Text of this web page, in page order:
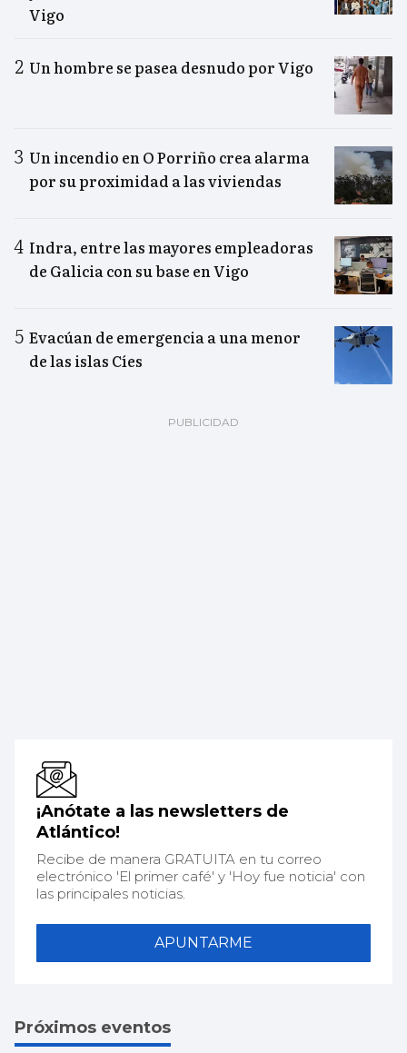
Vigo
Un hombre se pasea desnudo por Vigo
Un incendio en O Porriño crea alarma
por su proximidad a las viviendas
Indra, entre las mayores empleadoras
de Galicia con su base en Vigo
Evacúan de emergencia a una menor
de las islas Cíes
¡Anótate a las newsletters de
Atlántico!
Recibe de manera GRATUITA en tu correo
electrónico 'El primer café' y 'Hoy fue noticia' con
las principales noticias.
APUNTARME
Próximos eventos